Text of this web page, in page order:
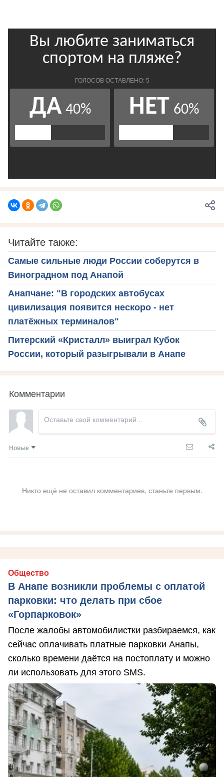
Читайте также:
Самые сильные люди России соберутся в
Виноградном под Анапой
Анапчане: "В городских автобусах
цивилизация появится нескоро - нет
платёжных терминалов"
Питерский «Кристалл» выиграл Кубок
России, который разыгрывали в Анапе
Комментарии
Новые
Никто ещё не оставил комментариев, станьте первым.
Общество
В Анапе возникли проблемы с оплатой
парковки: что делать при сбое
«Горпарковок»
После жалобы автомобилистки разбираемся, как
сейчас оплачивать платные парковки Анапы,
сколько времени даётся на постоплату и можно
ли использовать для этого SMS.